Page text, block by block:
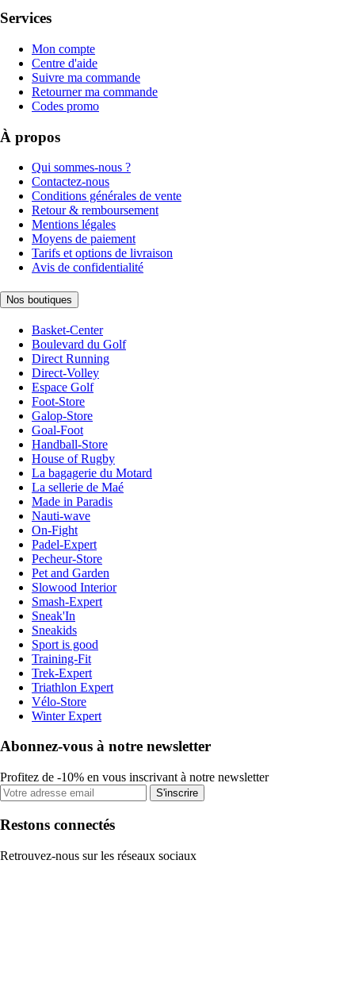
Services
Mon compte
Centre d'aide
Suivre ma commande
Retourner ma commande
Codes promo
À propos
Qui sommes-nous ?
Contactez-nous
Conditions générales de vente
Retour & remboursement
Mentions légales
Moyens de paiement
Tarifs et options de livraison
Avis de confidentialité
Nos boutiques
Basket-Center
Boulevard du Golf
Direct Running
Direct-Volley
Espace Golf
Foot-Store
Galop-Store
Goal-Foot
Handball-Store
House of Rugby
La bagagerie du Motard
La sellerie de Maé
Made in Paradis
Nauti-wave
On-Fight
Padel-Expert
Pecheur-Store
Pet and Garden
Slowood Interior
Smash-Expert
Sneak'In
Sneakids
Sport is good
Training-Fit
Trek-Expert
Triathlon Expert
Vélo-Store
Winter Expert
Abonnez-vous à notre newsletter
Profitez de -10% en vous inscrivant à notre newsletter
S'inscrire
Restons connectés
Retrouvez-nous sur les réseaux sociaux